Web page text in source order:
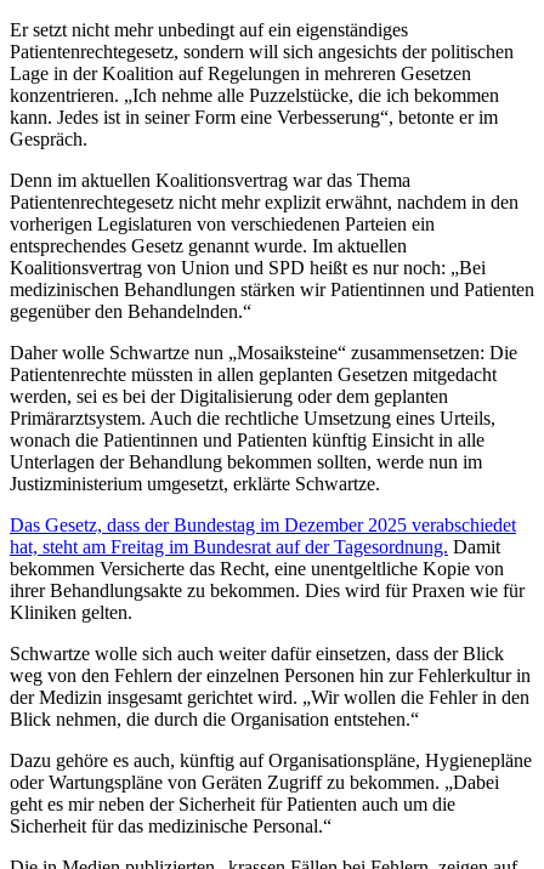
Er setzt nicht mehr unbedingt auf ein eigenständiges
Patientenrechtegesetz, sondern will sich angesichts der politischen
Lage in der Koalition auf Regelungen in mehreren Gesetzen
konzentrieren. „Ich nehme alle Puzzelstücke, die ich bekommen
kann. Jedes ist in seiner Form eine Verbesserung“, betonte er im
Gespräch.
Denn im aktuellen Koalitionsvertrag war das Thema
Patientenrechtegesetz nicht mehr explizit erwähnt, nachdem in den
vorherigen Legislaturen von verschiedenen Parteien ein
entsprechendes Gesetz genannt wurde. Im aktuellen
Koalitionsvertrag von Union und SPD heißt es nur noch: „Bei
medizinischen Behandlungen stärken wir Patientinnen und Patienten
gegenüber den Behandelnden.“
Daher wolle Schwartze nun „Mosaiksteine“ zusammensetzen: Die
Patientenrechte müssten in allen geplanten Gesetzen mitgedacht
werden, sei es bei der Digitalisierung oder dem geplanten
Primärarztsystem. Auch die rechtliche Umsetzung eines Urteils,
wonach die Patientinnen und Patienten künftig Einsicht in alle
Unterlagen der Behandlung bekommen sollten, werde nun im
Justizministerium umgesetzt, erklärte Schwartze.
Das Gesetz, dass der Bundestag im Dezember 2025 verabschiedet
hat, steht am Freitag im Bundesrat auf der Tagesordnung. Damit
bekommen Versicherte das Recht, eine unentgeltliche Kopie von
ihrer Behandlungsakte zu bekommen. Dies wird für Praxen wie für
Kliniken gelten.
Schwartze wolle sich auch weiter dafür einsetzen, dass der Blick
weg von den Fehlern der einzelnen Personen hin zur Fehlerkultur in
der Medizin insgesamt gerichtet wird. „Wir wollen die Fehler in den
Blick nehmen, die durch die Organisation entstehen.“
Dazu gehöre es auch, künftig auf Organisationspläne, Hygienepläne
oder Wartungspläne von Geräten Zugriff zu bekommen. „Dabei
geht es mir neben der Sicherheit für Patienten auch um die
Sicherheit für das medizinische Personal.“